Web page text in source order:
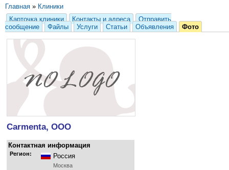
Главная » Клиники
Карточка клиники
Контакты и адреса
Отправить
сообщение
Файлы Услуги Статьи Объявления Фото
Carmenta, ООО
Контактная информация
Регион: Россия
Москва